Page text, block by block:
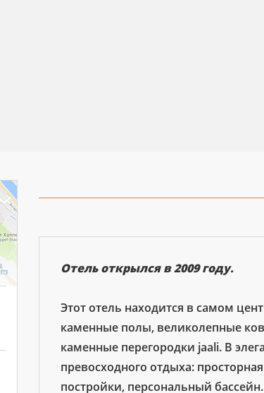
Отель открылся в 2009 году.
Этот отель находится в самом
каменные полы, великолепные
каменные перегородки jaali. В
превосходного отдыха:
постройки, персональный бассейн.